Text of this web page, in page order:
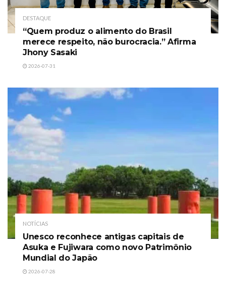
DESTAQUE
“Quem produz o alimento do Brasil
merece respeito, não burocracia.” Afirma
Jhony Sasaki
2026-07-31
NOTÍCIAS
Unesco reconhece antigas capitais de
Asuka e Fujiwara como novo Patrimônio
Mundial do Japão
2026-07-28